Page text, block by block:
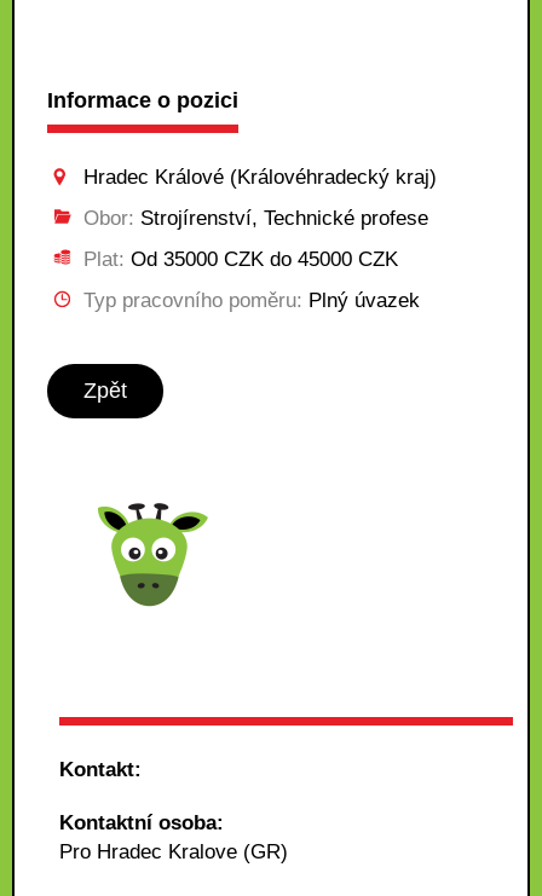
Informace o pozici
Hradec Králové (Královéhradecký kraj)
Obor: Strojírenství, Technické profese
Plat: Od 35000 CZK do 45000 CZK
Typ pracovního poměru: Plný úvazek
Zpět
Kontakt:
Kontaktní osoba:
Pro Hradec Kralove (GR)